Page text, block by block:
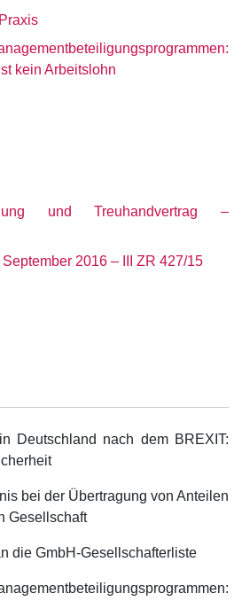
kein Arbeitslohn
und Treuhandvertrag –
2016 – III ZR 427/15
Deutschland nach dem BREXIT:
bei der Übertragung von Anteilen
Gesellschaft
die GmbH-Gesellschafterliste